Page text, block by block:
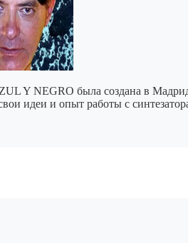
Y NEGRO была создана в
идеи и опыт работы с